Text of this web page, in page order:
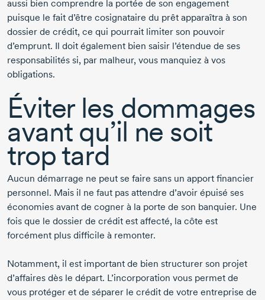
aussi bien comprendre la portée de son engagement
puisque le fait d’être cosignataire du prêt apparaîtra à son
dossier de crédit, ce qui pourrait limiter son pouvoir
d’emprunt. Il doit également bien saisir l’étendue de ses
responsabilités si, par malheur, vous manquiez à vos
obligations.
Éviter les dommages
avant qu’il ne soit
trop tard
Aucun démarrage ne peut se faire sans un apport financier
personnel. Mais il ne faut pas attendre d’avoir épuisé ses
économies avant de cogner à la porte de son banquier. Une
fois que le dossier de crédit est affecté, la côte est
forcément plus difficile à remonter.
Notamment, il est important de bien structurer son projet
d’affaires dès le départ. L’incorporation vous permet de
vous protéger et de séparer le crédit de votre entreprise de